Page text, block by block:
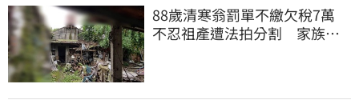
88歲清寒翁罰單不繳欠稅7萬
不忍祖產遭法拍分割 家族按